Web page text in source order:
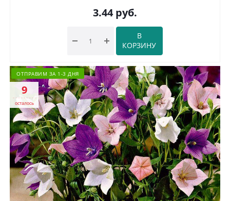
3.44руб.
В
КОРЗИНУ
ОТПРАВИМ ЗА 1-3 ДНЯ
9
осталось